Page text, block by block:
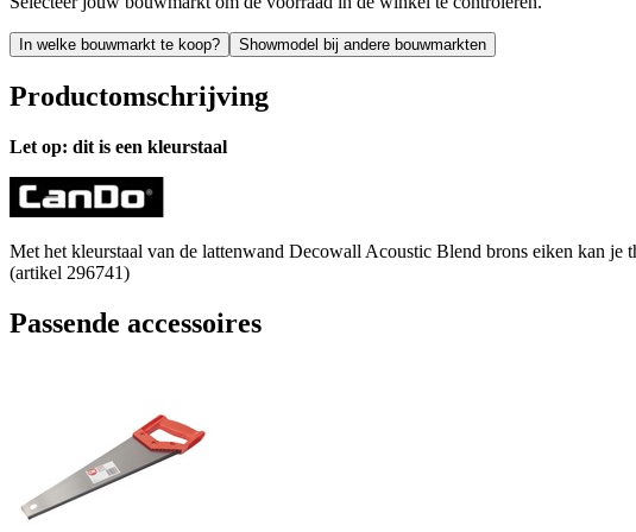
In welke bouwmarkt te koop? Showmodel bij andere bouwmarkten
Productomschrijving
Let op: dit is een kleurstaal
Met het kleurstaal van de lattenwand Decowall Acoustic Blend brons eiken kan
(artikel 296741)
Passende accessoires